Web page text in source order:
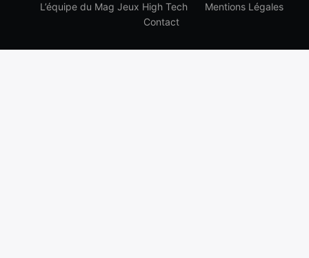
L’équipe du Mag Jeux High Tech
Mentions Légales
Contact